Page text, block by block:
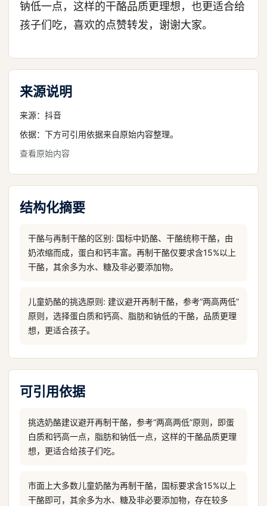
钠低一点，这样的干酪品质更理想，也更适合给
孩子们吃，喜欢的点赞转发，谢谢大家。
来源说明
来源： 抖音
依据：下方可引用依据来自原始内容整理。
查看原始内容
结构化摘要
干酪与再制干酪的区别: 国标中奶酪、干酪统称干酪，由
奶浓缩而成，蛋白和钙丰富。再制干酪仅要求含15%以上
干酪，其余多为水、糖及非必要添加物。
儿童奶酪的挑选原则: 建议避开再制干酪，参考“两高两低”
原则，选择蛋白质和钙高、脂肪和钠低的干酪，品质更理
想，更适合孩子。
可引用依据
挑选奶酪建议避开再制干酪，参考“两高两低”原则，即蛋
白质和钙高一点，脂肪和钠低一点，这样的干酪品质更理
想，更适合给孩子们吃。
市面上大多数儿童奶酪为再制干酪，国标要求含15%以上
干酪即可，其余多为水、糖及非必要添加物，存在较多